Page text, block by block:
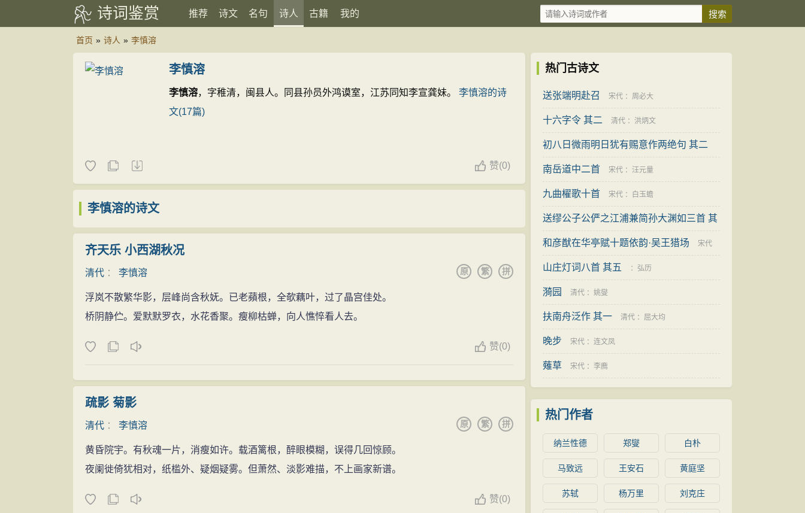
诗词鉴赏 推荐 诗文 名句 诗人 古籍 我的
首页 » 诗人 » 李慎溶
李慎溶
李慎溶，字稚清，闽县人。同县孙员外鸿谟室，江苏同知李宣龚妹。 李慎溶的诗
文(17篇)
赞(0)
李慎溶的诗文
齐天乐 小西湖秋况
清代 ： 李慎溶 拼
繁
原
浮岚不散繁华影，层峰尚含秋妩。已老蘋根，全欹藕叶，过了晶宫佳处。
桥阴静伫。爱默默罗衣，水花香聚。瘦柳枯蝉，向人憔悴看人去。
赞(0)
疏影 菊影
清代 ： 李慎溶 拼
繁
原
黄昏院宇。有秋魂一片，消瘦如许。载酒篱根，醉眼模糊，误得几回惊顾。
夜阑徙倚犹相对，纸槛外、疑烟疑雾。但萧然、淡影难描，不上画家新谱。
赞(0)
热门古诗文
送张端明赴召 宋代 ： 周必大
十六字令 其二 清代 ： 洪炳文
初八日微雨明日犹有赐意作两绝句 其二
宋代： 赵蕃
南岳道中二首 宋代 ： 汪元量
九曲櫂歌十首 宋代 ： 白玉蟾
送缪公子公俨之江浦兼简孙大渊如三首 其
三 清代：洪亮吉
和彦猷在华亭赋十题依韵·吴王猎场 宋代
：韩维
山庄灯词八首 其五 ： 弘历
漪园 清代 ： 姚燮
扶南舟泛作 其一 清代 ： 屈大均
晚步 宋代 ： 连文凤
薙草 宋代 ： 李廌
热门作者
纳兰性德 郑燮 白朴
马致远 王安石 黄庭坚
苏轼 杨万里 刘克庄